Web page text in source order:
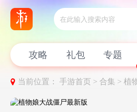
攻略 礼包 专题
当前位置： 手游首页 > 合集 >植